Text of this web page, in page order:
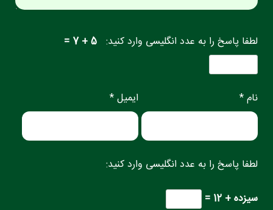
لطفا پاسخ را به عدد انگلیسی وارد کنید: 5 + 7 =
نام * ایمیل *
لطفا پاسخ را به عدد انگلیسی وارد کنید:
سیزده + 12 =